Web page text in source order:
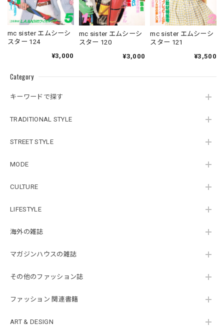
Category
キーワードで探す
TRADITIONAL STYLE
STREET STYLE
MODE
CULTURE
LIFESTYLE
海外の雑誌
マガジンハウスの雑誌
その他のファッション誌
ファッション 関連書籍
ART & DESIGN
mc sister エムシーシ
スター 124
¥3,000
mc sister エムシーシ
スター 120
¥3,000
mc sister エムシーシ
スター 121
¥3,500